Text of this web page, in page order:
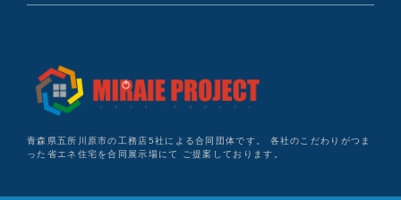
青森県五所川原市の工務店5社による合同団体です。 各社のこだわりがつま
った省エネ住宅を合同展示場にて ご提案しております。